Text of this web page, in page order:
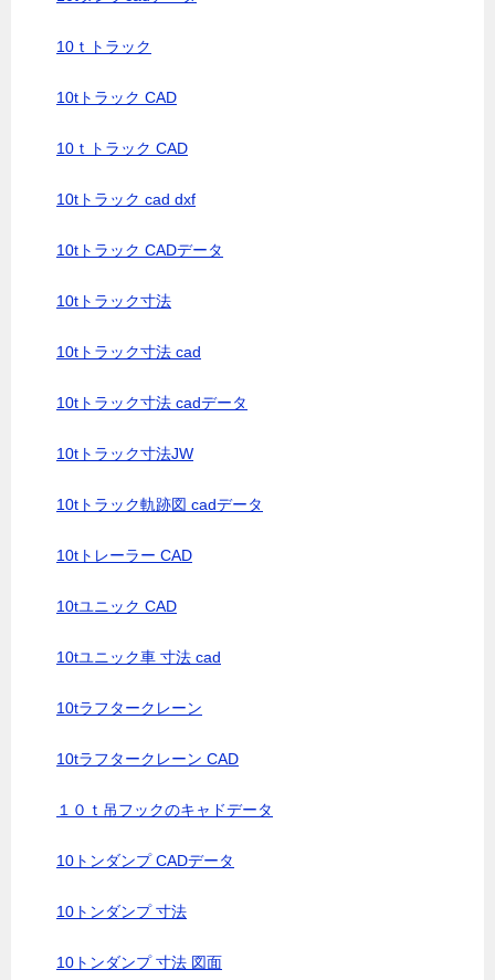
10ｔトラック
10tトラック CAD
10ｔトラック CAD
10tトラック cad dxf
10tトラック CADデータ
10tトラック寸法
10tトラック寸法 cad
10tトラック寸法 cadデータ
10tトラック寸法JW
10tトラック軌跡図 cadデータ
10tトレーラー CAD
10tユニック CAD
10tユニック車 寸法 cad
10tラフタークレーン
10tラフタークレーン CAD
１０ｔ吊フックのキャドデータ
10トンダンプ CADデータ
10トンダンプ 寸法
10トンダンプ 寸法 図面